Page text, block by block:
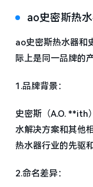
ao史密斯热
ao史密斯热水器和
际上是同一品牌的产
1.品牌背景：
史密斯（A.O. **ith
水解决方案和其他
热水器行业的先驱
2.命名差异：